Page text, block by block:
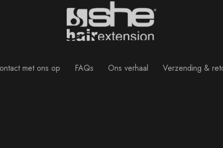
met ons op FAQs Ons verhaal Verzending &